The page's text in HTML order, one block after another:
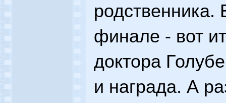
родственника.
финале - вот
доктора
и награда. А